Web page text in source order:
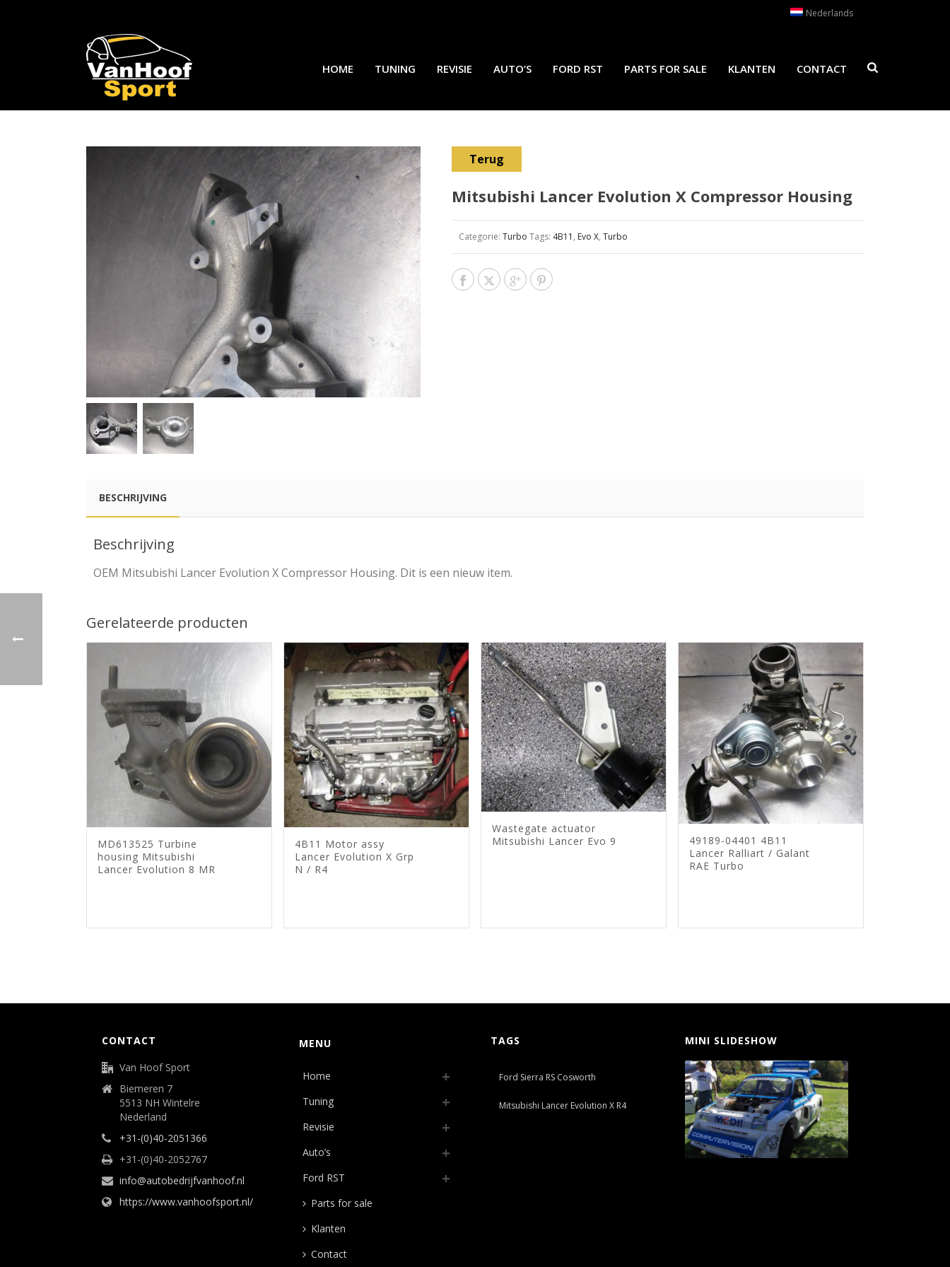
Nederlands
HOME TUNING REVISIE AUTO’S FORD RST PARTS FOR SALE KLANTEN CONTACT
Terug
Mitsubishi Lancer Evolution X Compressor Housing
Categorie: Turbo Tags: 4B11 , Evo X, Turbo
BESCHRIJVING
Beschrijving
OEM Mitsubishi Lancer Evolution X Compressor Housing. Dit is een nieuw item.
Gerelateerde producten
MD613525 Turbine
housing Mitsubishi
Lancer Evolution 8 MR
4B11 Motor assy
Lancer Evolution X Grp
N / R4
Wastegate actuator
Mitsubishi Lancer Evo 9
49189-04401 4B11
Lancer Ralliart / Galant
RAE Turbo
CONTACT
Van Hoof Sport
Biemeren 7
5513 NH Wintelre
Nederland
+31-(0)40-2051366
+31-(0)40-2052767
info@autobedrijfvanhoof.nl
https://www.vanhoofsport.nl/
MENU
Home
Tuning
Revisie
Auto’s
Ford RST
Parts for sale
Klanten
Contact
TAGS
Ford Sierra RS Cosworth
Mitsubishi Lancer Evolution X R4
MINI SLIDESHOW